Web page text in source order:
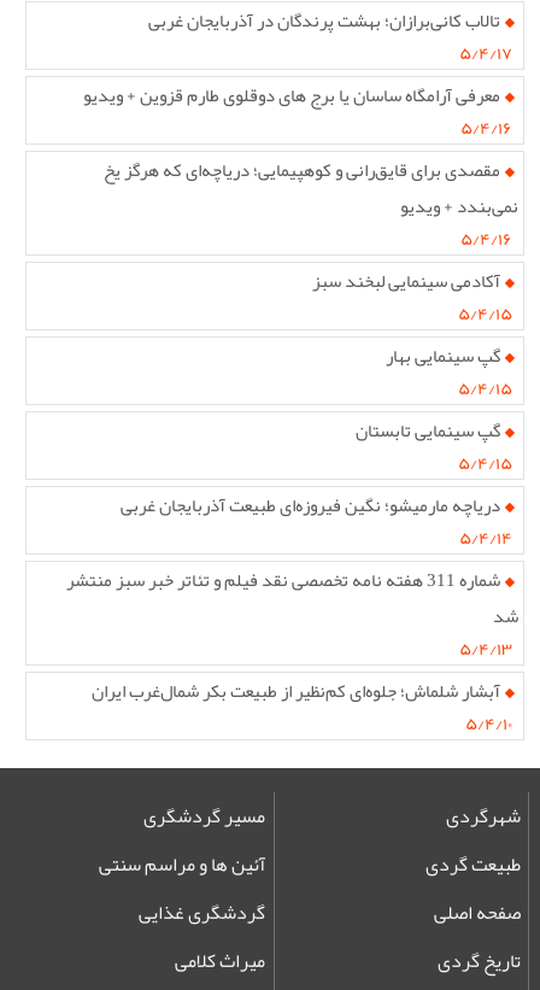
تالاب کانی‌برازان؛ بهشت پرندگان در آذربایجان غربی
۵/۴/۱۷
معرفی آرامگاه ساسان یا برج های دوقلوی طارم قزوین + ویدیو
۵/۴/۱۶
مقصدی برای قایق‌رانی و کوهپیمایی؛ دریاچه‌ای که هرگز یخ
نمی‌بندد + ویدیو
۵/۴/۱۶
آکادمی سینمایی لبخند سبز
۵/۴/۱۵
گپ سینمایی بهار
۵/۴/۱۵
گپ سینمایی تابستان
۵/۴/۱۵
دریاچه مارمیشو؛ نگین فیروزه‌ای طبیعت آذربایجان غربی
۵/۴/۱۴
شماره 311 هفته نامه تخصصی نقد فیلم و تئاتر خبر سبز منتشر
شد
۵/۴/۱۳
آبشار شلماش؛ جلوه‌ای کم‌نظیر از طبیعت بکر شمال‌غرب ایران
۵/۴/۱۰
شهرگردی
طبیعت گردی
صفحه اصلی
تاریخ گردی
مسیر گردشگری
آئین ها و مراسم سنتی
گردشگری غذایی
میراث کلامی